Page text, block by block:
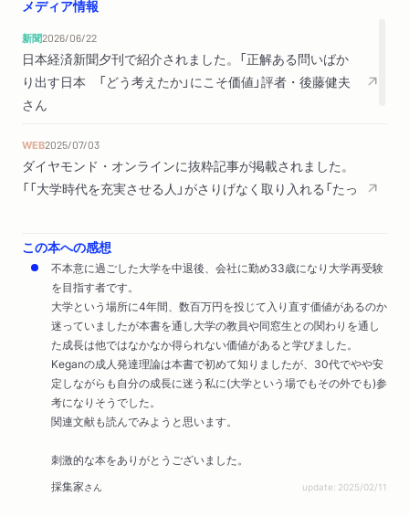
第３章 アウェイの世界に飛び込む――成長の条件【その一】
マオ・ヤスシに足りなかったもの／高校の輪切り問題がもたら
すもの／自分にとって一番遠い世界に行きなさい／計画的偶発
性理論／学ぶ大人が実践する越境学習
第４章 教員を活用する――成長の条件【その二】
ワカバ・メイとカズヨシは何が違ったのか／なぜ、大学教員な
のか／変化と成長／カズヨシとリョウヘイは何が違ったのか／
関心を研究テーマに導く
第５章 学（校）歴の効果をどう読むか
学（校）歴の効果／学び習慣仮説の紹介／学業での成功体験とフ
ットワーク／助言と協力／過去の自分との相対化は大きなエン
ジン／高卒の経営者が教えてくれること
エピローグ
キーガン著『なぜ人と組織は変われないのか』の議論／「適度な
葛藤」と２つの条件／学びを「強制」できない日本の大学／学生
メディア情報
新聞2026/06/22
日本経済新聞夕刊で紹介されました。「正解ある問いばか
り出す日本 「どう考えたか」にこそ価値」評者・後藤健夫
さん
WEB2025/07/03
ダイヤモンド・オンラインに抜粋記事が掲載されました。
「「大学時代を充実させる人」がさりげなく取り入れる「たっ
新聞2025/03/26
日本経済新聞「読むヒント」で紹介されました。「新入生に
贈る1冊、自らに問い答えを探そう」
2025/03/01
読売新聞夕刊「解題新書」で紹介されました。（評者：中北浩爾
さん）
この本への感想
不本意に過ごした大学を中退後、会社に勤め33歳になり大学再受験
を目指す者です。
大学という場所に4年間、数百万円を投じて入り直す価値があるのか
迷っていましたが本書を通し大学の教員や同窓生との関わりを通し
た成長は他ではなかなか得られない価値があると学びました。
Keganの成人発達理論は本書で初めて知りましたが、30代でやや安
定しながらも自分の成長に迷う私に(大学という場でもその外でも)参
考になりそうでした。
関連文献も読んでみようと思います。
刺激的な本をありがとうございました。
採集家さん update: 2025/02/11